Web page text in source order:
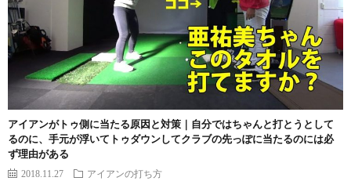
アイアンがトゥ側に当たる原因と対策｜自分ではちゃんと打とうとして
るのに、手元が浮いてトゥダウンしてクラブの先っぽに当たるのには必
ず理由がある
2018.11.27 アイアンの打ち方